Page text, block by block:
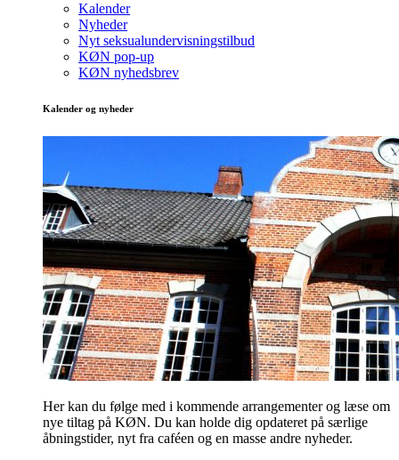
Kalender
Nyheder
Nyt seksualundervisningstilbud
KØN pop-up
KØN nyhedsbrev
Kalender og nyheder
Her kan du følge med i kommende arrangementer og læse om
nye tiltag på KØN. Du kan holde dig opdateret på særlige
åbningstider, nyt fra caféen og en masse andre nyheder.